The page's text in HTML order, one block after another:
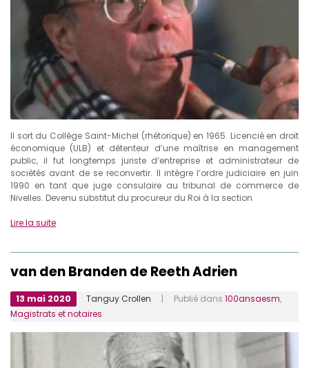
Il sort du Collège Saint-Michel (rhétorique) en 1965. Licencié en droit
économique (ULB) et détenteur d’une maîtrise en management
public, il fut longtemps juriste d’entreprise et administrateur de
sociétés avant de se reconvertir. Il intègre l’ordre judiciaire en juin
1990 en tant que juge consulaire au tribunal de commerce de
Nivelles. Devenu substitut du procureur du Roi à la section
Lire la suite
van den Branden de Reeth Adrien
13 mai 2020 Tanguy Crollen | Publié dans 100ansaesm,
Magistrats et notaires